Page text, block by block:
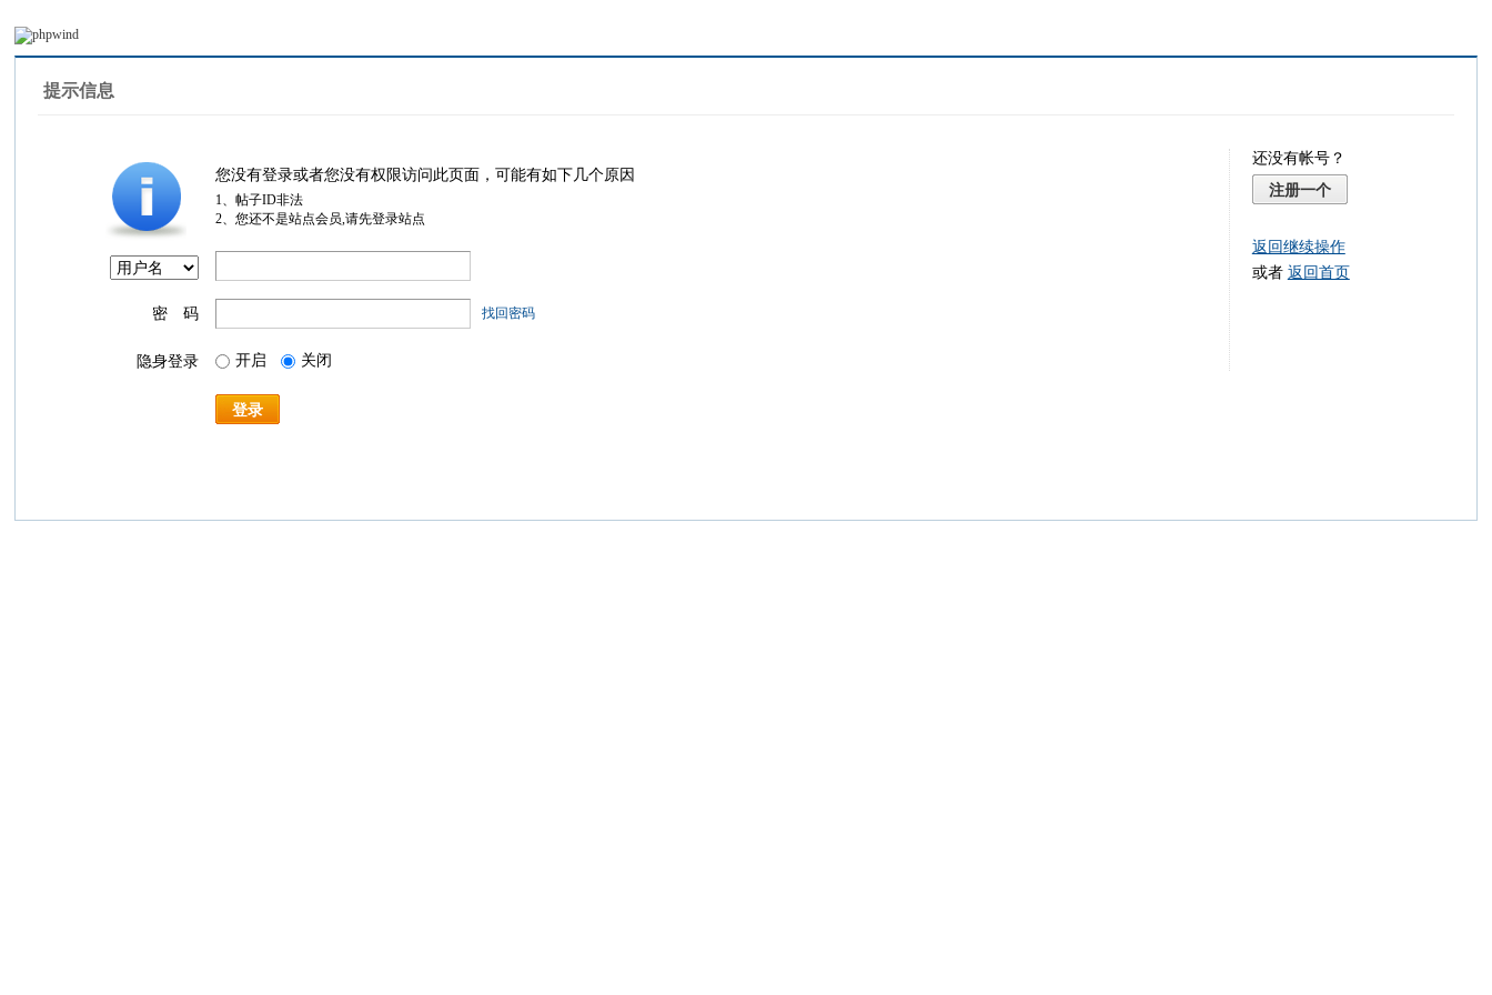
提示信息
您没有登录或者您没有权限访问此页面，可能有如下几个原因
1、帖子ID非法
2、您还不是站点会员,请先登录站点
密 码 找回密码
隐身登录 开启 关闭
登录
还没有帐号？
注册一个
返回继续操作
或者 返回首页